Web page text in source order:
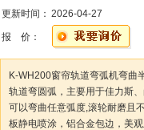
更新时间： 2026-04-27
报 价：
K-WH200窗帘轨道弯弧机弯曲
轨道弯圆弧，主要用于佳力斯
可以弯曲任意弧度,滚轮耐磨且
板静电喷涂，铝合金包边，美观